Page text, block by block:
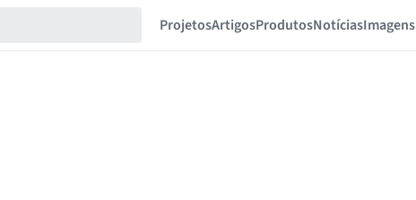
ProjetosArtigosProdutosNotíciasImagens